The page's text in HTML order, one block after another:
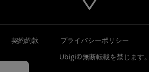
契約約款 プライバシーポリシー
Ubigi©無断転載を禁じます。